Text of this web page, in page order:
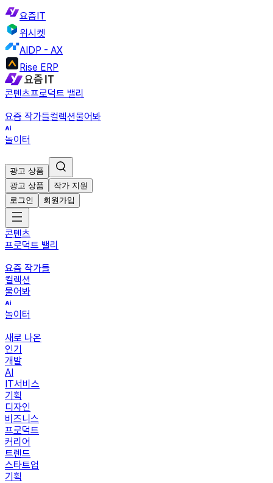
요즘IT
위시켓
AIDP - AX
Rise ERP
콘텐츠프로덕트 밸리
요즘 작가들컬렉션물어봐
놀이터
광고 상품
광고 상품
작가 지원
로그인
회원가입
콘텐츠
프로덕트 밸리
요즘 작가들
컬렉션
물어봐
놀이터
새로 나온
인기
개발
AI
IT서비스
기획
디자인
비즈니스
프로덕트
커리어
트렌드
스타트업
기획